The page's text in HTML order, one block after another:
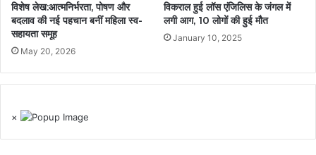
विशेष लेख:आत्मनिर्भरता, पोषण और
बदलाव की नई पहचान बनीं महिला स्व-
सहायता समूह
May 20, 2026
विकराल हुई लॉस एंजिलिस के जंगल में
लगी आग, 10 लोगों की हुई मौत
January 10, 2025
×